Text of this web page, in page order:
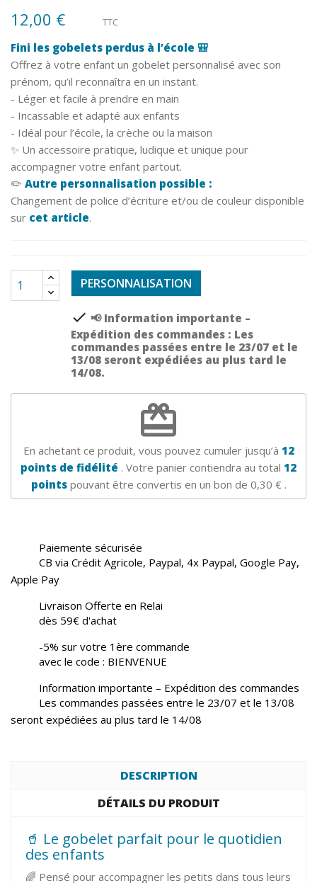
12,00 €
TTC
Fini les gobelets perdus à l’école 🎒
Offrez à votre enfant un gobelet personnalisé avec son
prénom, qu’il reconnaîtra en un instant.
- Léger et facile à prendre en main
- Incassable et adapté aux enfants
- Idéal pour l’école, la crèche ou la maison
✨ Un accessoire pratique, ludique et unique pour
accompagner votre enfant partout.
✏️ Autre personnalisation possible :
Changement de police d’écriture et/ou de couleur disponible
sur cet article.
PERSONNALISATION
check 📢 Information importante –
Expédition des commandes : Les
commandes passées entre le 23/07 et le
13/08 seront expédiées au plus tard le
14/08.
redeem
En achetant ce produit, vous pouvez cumuler jusqu’à 12
points de fidélité . Votre panier contiendra au total 12
pointspouvant être convertis en un bon de 0,30 €.
Paiemente sécurisée
CB via Crédit Agricole, Paypal, 4x Paypal, Google Pay,
Apple Pay
Livraison Offerte en Relai
dès 59€ d'achat
-5% sur votre 1ère commande
avec le code : BIENVENUE
Information importante – Expédition des commandes
Les commandes passées entre le 23/07 et le 13/08
seront expédiées au plus tard le 14/08
DESCRIPTION
DÉTAILS DU PRODUIT
🥤 Le gobelet parfait pour le quotidien
des enfants
🌈 Pensé pour accompagner les petits dans tous leurs